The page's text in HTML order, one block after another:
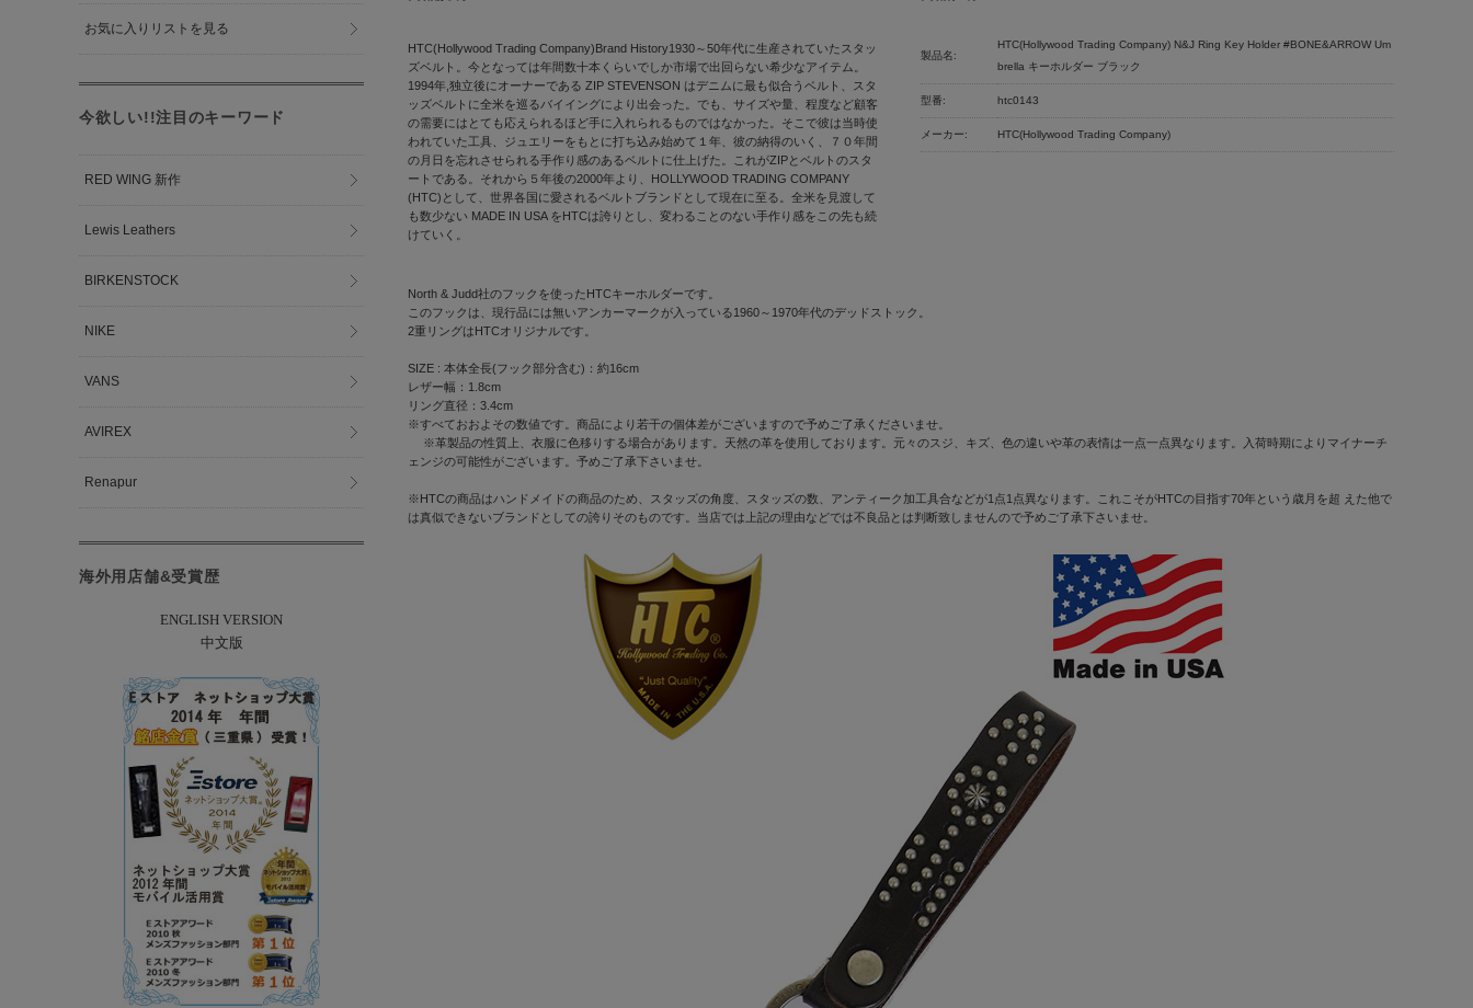
HTC(Hollywood Trading Company)Brand History1930～50年代に生産されていたスタッ
ズベルト。今となっては年間数十本くらいでしか市場で出回らない希少なアイテム。
1994年,独立後にオーナーである ZIP STEVENSON はデニムに最も似合うベルト、スタ
ッズベルトに全米を巡るバイイングにより出会った。でも、サイズや量、程度など顧客
の需要にはとても応えられるほど手に入れられるものではなかった。そこで彼は当時使
われていた工具、ジュエリーをもとに打ち込み始めて１年、彼の納得のいく、７０年間
の月日を忘れさせられる手作り感のあるベルトに仕上げた。これがZIPとベルトのスタ
ートである。それから５年後の2000年より、HOLLYWOOD TRADING COMPANY
(HTC)として、世界各国に愛されるベルトブランドとして現在に至る。全米を見渡して
も数少ない MADE IN USA をHTCは誇りとし、変わることのない手作り感をこの先も続
けていく。
製品名:
HTC(Hollywood Trading Company) N&J Ring Key Holder #BONE&ARROW Um
brella キーホルダー ブラック
型番: htc0143
メーカー: HTC(Hollywood Trading Company)
North & Judd社のフックを使ったHTCキーホルダーです。
このフックは、現行品には無いアンカーマークが入っている1960～1970年代のデッドストック。
2重リングはHTCオリジナルです。
SIZE : 本体全長(フック部分含む)：約16cm
レザー幅：1.8cm
リング直径：3.4cm
※すべておおよその数値です。商品により若干の個体差がございますので予めご了承くださいませ。
※革製品の性質上、衣服に色移りする場合があります。天然の革を使用しております。元々のスジ、キズ、色の違いや革の表情は一点一点異なります。入荷時期によりマイナーチ
ェンジの可能性がございます。予めご了承下さいませ。
※HTCの商品はハンドメイドの商品のため、スタッズの角度、スタッズの数、アンティーク加工具合などが1点1点異なります。これこそがHTCの目指す70年という歳月を超 えた他で
は真似できないブランドとしての誇りそのものです。当店では上記の理由などでは不良品とは判断致しませんので予めご了承下さいませ。
お気に入りリストを見る
今欲しい!!注目のキーワード
RED WING 新作
Lewis Leathers
BIRKENSTOCK
NIKE
VANS
AVIREX
Renapur
海外用店舗&受賞歴
ENGLISH VERSION
中文版